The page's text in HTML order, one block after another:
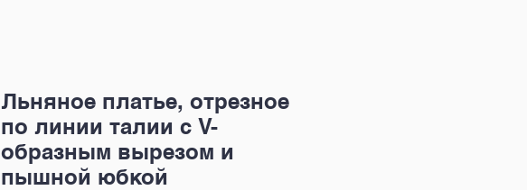
Льняное платье, отрезное
по линии талии с V-
образным вырезом и
пышной юбкой